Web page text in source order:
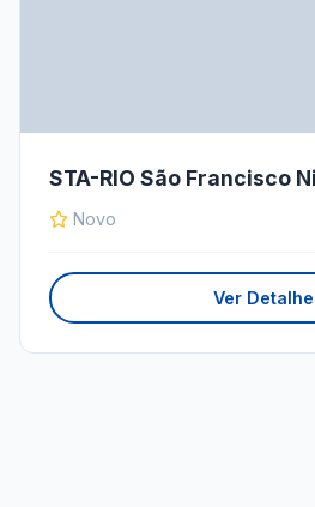
STA-RIO São Francisco
Novo
Ver